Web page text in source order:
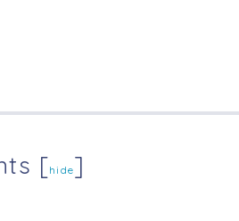
[hide]